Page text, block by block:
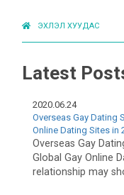
ЭХЛЭЛ ХУУДАС
Latest
2020.06.24
Overseas Gay Dating
Online Dating Sites in
Overseas Gay
Global Gay Online
relationship may